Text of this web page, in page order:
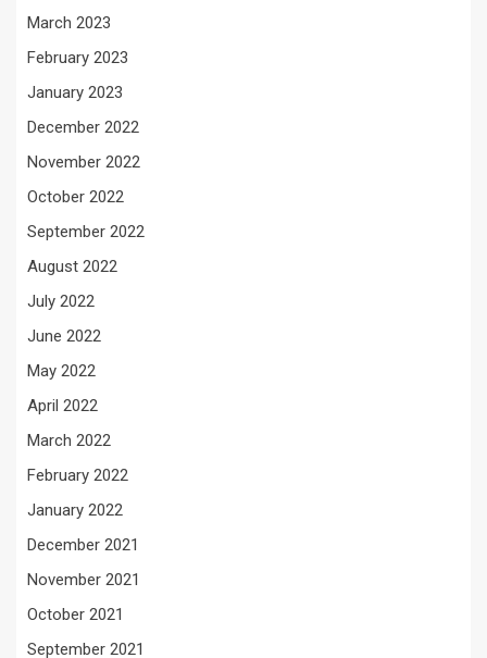
March 2023
February 2023
January 2023
December 2022
November 2022
October 2022
September 2022
August 2022
July 2022
June 2022
May 2022
April 2022
March 2022
February 2022
January 2022
December 2021
November 2021
October 2021
September 2021